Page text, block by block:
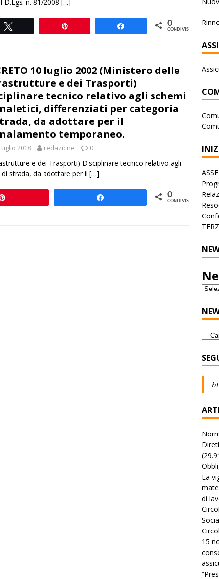
D.Lgs. n. 81/2008 […]
0
CONDIVISIONI
10 luglio 2002 (Ministero delle
e dei Trasporti)
tecnico relativo agli schemi
differenziati per categoria
da adottare per il
temporaneo.
2018 redazione 0
e dei Trasporti) Disciplinare tecnico relativo agli
strada, da adottare per il […]
0
CONDIVISIONI
La
di
15